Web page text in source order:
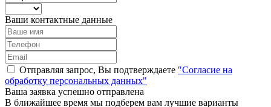
Ваши контактные данные
Отправляя запрос, Вы подтверждаете "Согласие на
обработку персональных данных"
Ваша заявка успешно отправлена
В ближайшее время мы подберем вам лучшие варианты